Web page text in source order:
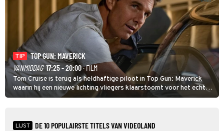
TIP
TOP GUN: MAVERICK
VANMIDDAG 17:25 - 20:00· FILM
Tom Cruise is terug als heldhaftige piloot in Top Gun: Maverick
waarin hij een nieuwe lichting vliegers klaarstoomt voor het echte
werk.
LIJST DE 10 POPULAIRSTE TITELS VAN VIDEOLAND